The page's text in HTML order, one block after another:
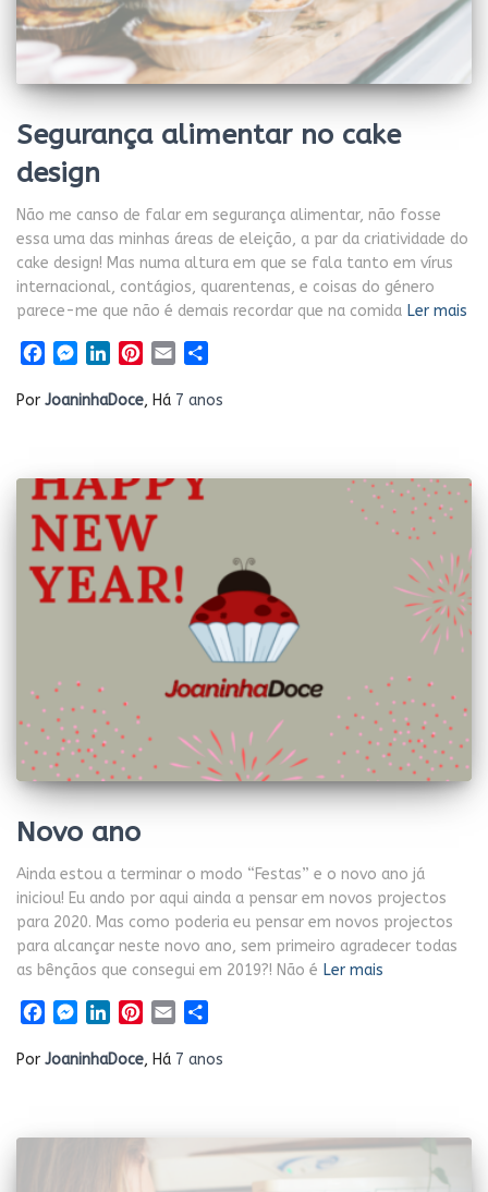
Segurança alimentar no cake
design
Não me canso de falar em segurança alimentar, não fosse
essa uma das minhas áreas de eleição, a par da criatividade do
cake design! Mas numa altura em que se fala tanto em vírus
internacional, contágios, quarentenas, e coisas do género
parece-me que não é demais recordar que na comida Ler mais
Facebook
Messenger
LinkedInPinterest
Email
Por JoaninhaDoce, Há 7 anos
Novo ano
Ainda estou a terminar o modo “Festas” e o novo ano já
iniciou! Eu ando por aqui ainda a pensar em novos projectos
para 2020. Mas como poderia eu pensar em novos projectos
para alcançar neste novo ano, sem primeiro agradecer todas
as bênçãos que consegui em 2019?! Não é Ler mais
Facebook
Messenger
LinkedInPinterest
Email
Por JoaninhaDoce, Há 7 anos